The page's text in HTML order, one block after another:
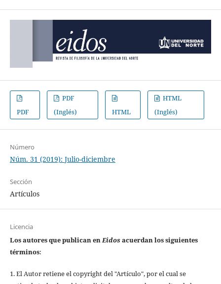
PDF
PDF
(Inglés)
HTML
HTML
(Inglés)
Número
Núm. 31 (2019): Julio-diciembre
Sección
Artículos
Licencia
Los autores que publican enEidosacuerdan los siguientes
términos:
1. El Autor retiene el copyright del "Artículo", por el cual se